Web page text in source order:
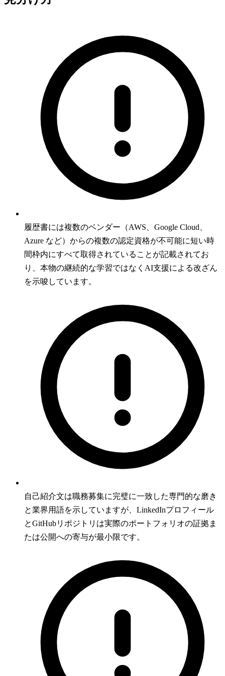
履歴書には複数のベンダー（AWS、Google Cloud、
Azure など）からの複数の認定資格が不可能に短い時
間枠内にすべて取得されていることが記載されてお
り、本物の継続的な学習ではなくAI支援による改ざん
を示唆しています。
自己紹介文は職務募集に完璧に一致した専門的な磨き
と業界用語を示していますが、LinkedInプロフィール
とGitHubリポジトリは実際のポートフォリオの証拠ま
たは公開への寄与が最小限です。